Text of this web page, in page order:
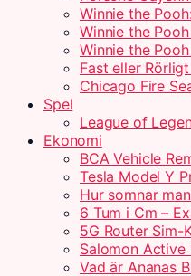
Winnie the
Winnie the
Winnie the
Fast eller
Chicago Fire
Spel
League of
Ekonomi
BCA Vehicle
Tesla Model Y
Hur somnar
6 Tum i Cm –
5G Router Sim-
Salomon Active
Vad är Ananas